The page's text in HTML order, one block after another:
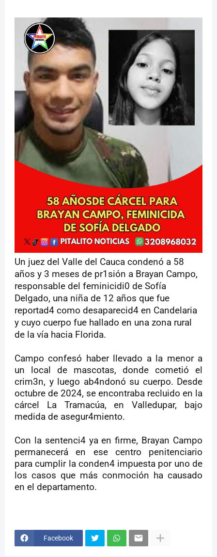
Un juez del Valle del Cauca condenó a 58
años y 3 meses de pr1sión a Brayan Campo,
responsable del feminicidi0 de Sofía
Delgado, una niña de 12 años que fue
reportad4 como desaparecid4 en Candelaria
y cuyo cuerpo fue hallado en una zona rural
de la vía hacia Florida.
Campo confesó haber llevado a la menor a
un local de mascotas, donde cometió el
crim3n, y luego ab4ndonó su cuerpo. Desde
octubre de 2024, se encontraba recluido en la
cárcel La Tramacúa, en Valledupar, bajo
medida de asegur4miento.
Con la sentenci4 ya en firme, Brayan Campo
permanecerá en ese centro penitenciario
para cumplir la conden4 impuesta por uno de
los casos que más conmoción ha causado
en el departamento.
Facebook